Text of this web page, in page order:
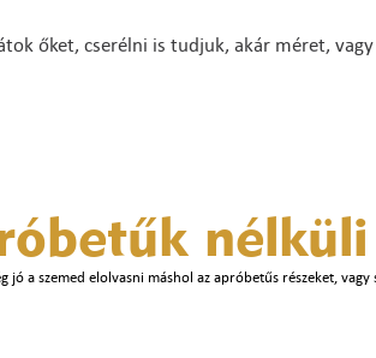
őket, cserélni is tudjuk, akár méret,
nélküli
jó a szemed elolvasni máshol az apróbetűs részeket, vagy